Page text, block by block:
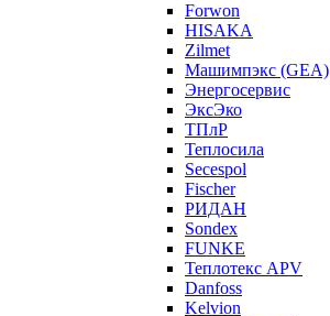
Forwon
HISAKA
Zilmet
Машимпэкс (GEA)
Энергосервис
ЭксЭко
ТПлР
Теплосила
Secespol
Fischer
РИДАН
Sondex
FUNKE
Теплотекс APV
Danfoss
Kelvion